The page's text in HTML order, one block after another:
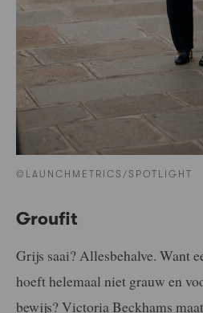
©LAUNCHMETRICS/SPOTLIGHT
Groufit
Grijs saai? Allesbehalve. Want
hoeft helemaal niet grauw en
bewijs? Victoria Beckhams